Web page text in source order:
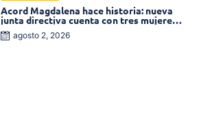
Acord Magdalena hace historia: nueva
junta directiva cuenta con tres mujeres
y una en el Órgano de Control
agosto 2, 2026